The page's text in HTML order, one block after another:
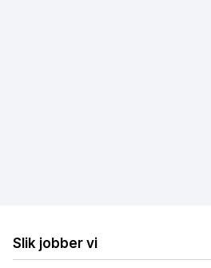
Slik jobber vi